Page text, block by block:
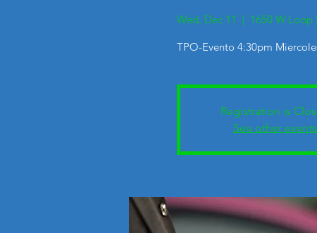
Wed, Dec 11
  |
1650 W Loop
TPO-Evento 4:30pm
Registration is
See other events